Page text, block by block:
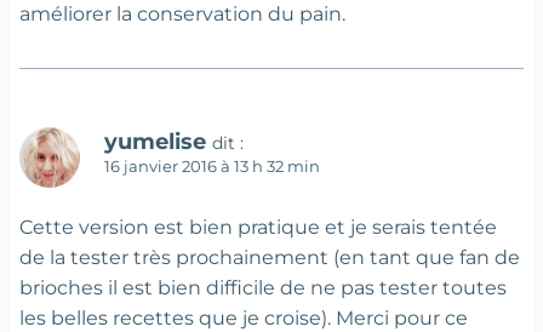
améliorer la conservation du pain.
yumelise dit :
16 janvier 2016 à 13 h 32 min
Cette version est bien pratique et je serais tentée
de la tester très prochainement (en tant que fan de
brioches il est bien difficile de ne pas tester toutes
les belles recettes que je croise). Merci pour ce